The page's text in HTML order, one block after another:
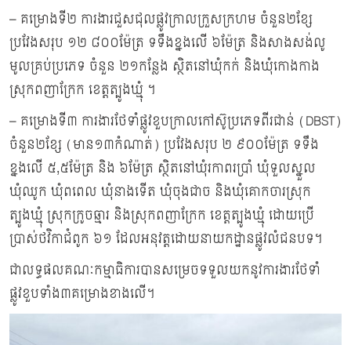
– គម្រោងទី២ ការងារជួសជុលផ្លូវក្រាលក្រួសក្រហម ចំនួន២ខ្សែ
ប្រវែងសរុប ១២ ៨០០ម៉ែត្រ ទទឹងខ្នងលើ ៦ម៉ែត្រ និងសាងសង់លូ
មូលគ្រប់ប្រភេទ ចំនួន ២១កន្លែង ស្ថិតនៅឃុំកក់ និងឃុំកោងកាង
ស្រុកពញាក្រែក ខេត្តត្បូងឃ្មុំ ។
– គម្រោងទី៣ ការងារថែទាំផ្លូវខួបក្រាលកៅស៊ូប្រភេទពីរជាន់ (DBST)
ចំនួន២ខ្សែ (មាន១៣កំណាត់) ប្រវែងសរុប ២ ៩០០ម៉ែត្រ ទទឹង
ខ្នងលើ ៥,៥ម៉ែត្រ និង ៦ម៉ែត្រ ស្ថិតនៅឃុំរកាពរប្រាំ ឃុំទួលស្នួល
ឃុំឈូក ឃុំពពេល ឃុំនាងទើត ឃុំចុងជាច និងឃុំគោកចារស្រុក
ត្បូងឃ្មុំ ស្រុកក្រូចឆ្មារ និងស្រុកពញាក្រែក ខេត្តត្បូងឃ្មុំ ដោយប្រើ
ប្រាស់ថវិកាជំពូក ៦១ ដែលអនុវត្តដោយនាយកដ្ឋានផ្លូវលំជនបទ។
ជាលទ្ធផលគណៈកម្មាធិការបានសម្រេចទទួលយកនូវការងារថែទាំ
ផ្លូវខួបទាំង៣គម្រោងខាងលើ។